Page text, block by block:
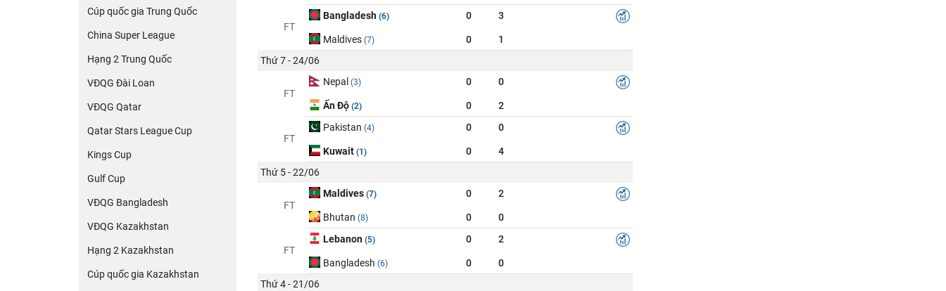
Cúp quốc gia Trung Quốc
China Super League
Hạng 2 Trung Quốc
VĐQG Đài Loan
VĐQG Qatar
Qatar Stars League Cup
Kings Cup
Gulf Cup
VĐQG Bangladesh
VĐQG Kazakhstan
Hạng 2 Kazakhstan
Cúp quốc gia Kazakhstan
FT
Bangladesh (6) 0 3
Maldives (7) 0
1
Thứ 7 - 24/06
FT
Nepal (3) 0 0
Ấn Độ (2) 0 2
FT
Pakistan (4) 0 0
Kuwait (1) 0
4
Thứ 5 - 22/06
FT
Maldives (7) 0 2
Bhutan (8) 0 0
FT
Lebanon (5) 0 2
Bangladesh (6) 0
0
Thứ 4 - 21/06